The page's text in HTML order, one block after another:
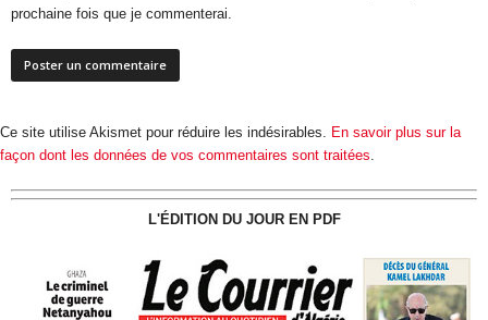
prochaine fois que je commenterai.
Ce site utilise Akismet pour réduire les indésirables. En savoir plus sur la
façon dont les données de vos commentaires sont traitées
L'ÉDITION DU JOUR EN PDF